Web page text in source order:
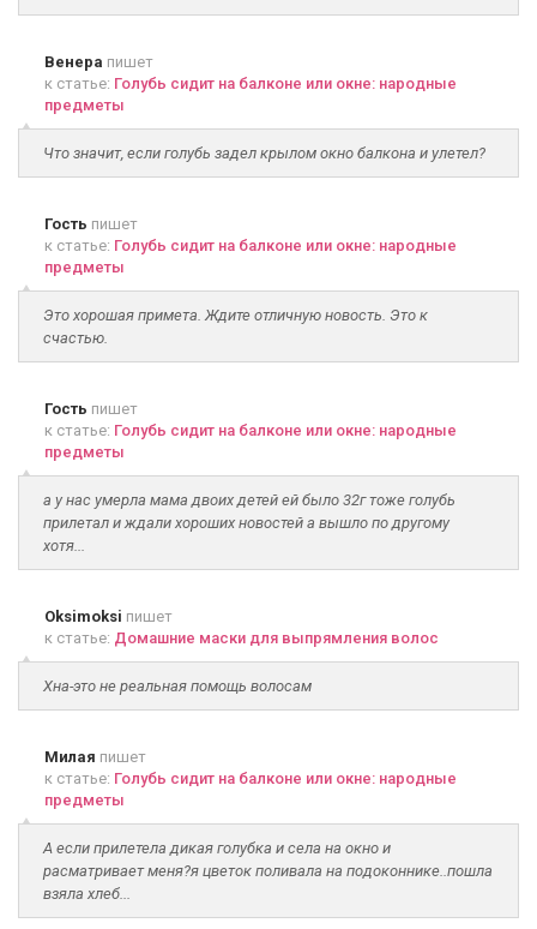
Венера пишет
к статье: Голубь сидит на балконе или окне: народные
предметы
Что значит, если голубь задел крылом окно балкона и улетел?
Гость пишет
к статье: Голубь сидит на балконе или окне: народные
предметы
Это хорошая примета. Ждите отличную новость. Это к
счастью.
Гость пишет
к статье: Голубь сидит на балконе или окне: народные
предметы
а у нас умерла мама двоих детей ей было 32г тоже голубь
прилетал и ждали хороших новостей а вышло по другому
хотя...
Oksimoksi пишет
к статье: Домашние маски для выпрямления волос
Хна-это не реальная помощь волосам
Милая пишет
к статье: Голубь сидит на балконе или окне: народные
предметы
А если прилетела дикая голубка и села на окно и
расматривает меня?я цветок поливала на подоконнике..пошла
взяла хлеб...